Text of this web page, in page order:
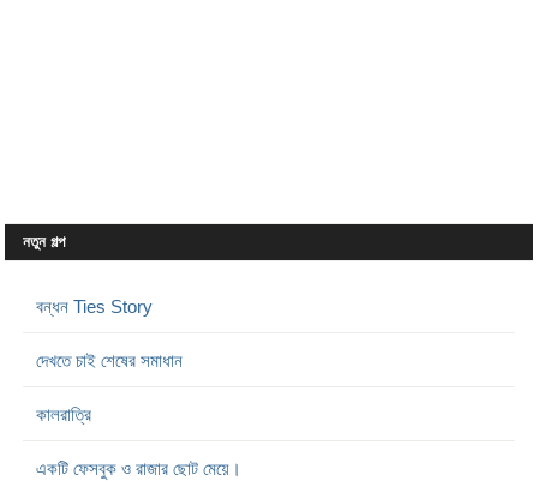
নতুন গল্প
বন্ধন Ties Story
দেখতে চাই শেষের সমাধান
কালরাত্রি
একটি ফেসবুক ও রাজার ছোট মেয়ে।